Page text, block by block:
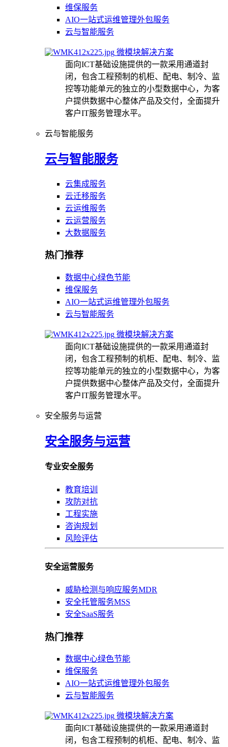
维保服务
AIO一站式运维管理外包服务
云与智能服务
微模块解决方案
面向ICT基础设施提供的一款采用通道封
闭，包含工程预制的机柜、配电、制冷、监
控等功能单元的独立的小型数据中心，为客
户提供数据中心整体产品及交付，全面提升
客户IT服务管理水平。
云与智能服务
云与智能服务
云集成服务
云迁移服务
云运维服务
云运营服务
大数据服务
热门推荐
数据中心绿色节能
维保服务
AIO一站式运维管理外包服务
云与智能服务
微模块解决方案
面向ICT基础设施提供的一款采用通道封
闭，包含工程预制的机柜、配电、制冷、监
控等功能单元的独立的小型数据中心，为客
户提供数据中心整体产品及交付，全面提升
客户IT服务管理水平。
安全服务与运营
安全服务与运营
专业安全服务
教育培训
攻防对抗
工程实施
咨询规划
风险评估
安全运营服务
威胁检测与响应服务MDR
安全托管服务MSS
安全SaaS服务
热门推荐
数据中心绿色节能
维保服务
AIO一站式运维管理外包服务
云与智能服务
微模块解决方案
面向ICT基础设施提供的一款采用通道封
闭，包含工程预制的机柜、配电、制冷、监